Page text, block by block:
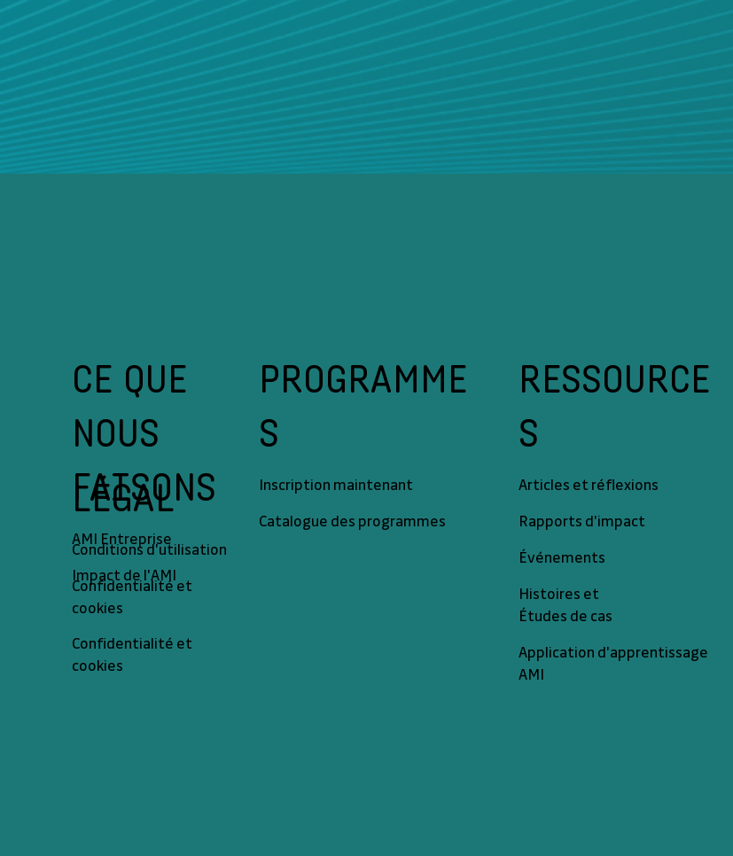
PROGRAMME
S
Inscription maintenant
Catalogue des programmes
RESSOURCE
S
Articles et réflexions
Rapports d'impact
Événements
Histoires et
Études de cas
Application d'apprentissage
AMI
CE QUE
NOUS
FAISONS
AMI Entreprise
Impact de l'AMI
LÉGAL
Conditions d'utilisation
Confidentialité et
cookies
Confidentialité et
cookies